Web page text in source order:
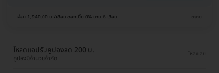
ผ่อน 1,940.00 บ./เดือน ดอกเบี้ย 0% นาน 6 เดือน ขยาย
โหลดแอปรับคูปองลด 200 บ.
คูปองมีจำนวนจำกัด
โหลดเลย